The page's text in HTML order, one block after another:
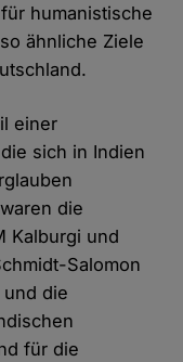
humanistische
ähnliche Ziele
einer
sich in Indien
die
Kalburgi und
Salomon
die
für die